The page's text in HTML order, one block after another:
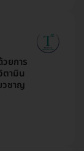
ยการ
ตามิน
วชาญ